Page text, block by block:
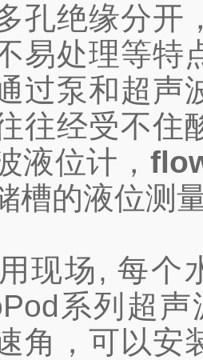
孔绝缘分开
易处理等特
过泵和超声
往经受不住
液位计，
槽的液位测
场, 每个水
系列超
角，可以安